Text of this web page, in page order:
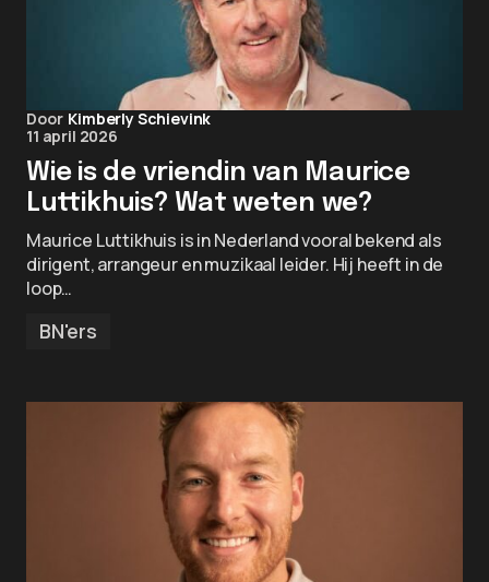
Door Kimberly Schievink
11 april 2026
Wie is de vriendin van Maurice
Luttikhuis? Wat weten we?
Maurice Luttikhuis is in Nederland vooral bekend als
dirigent, arrangeur en muzikaal leider. Hij heeft in de
loop…
BN'ers